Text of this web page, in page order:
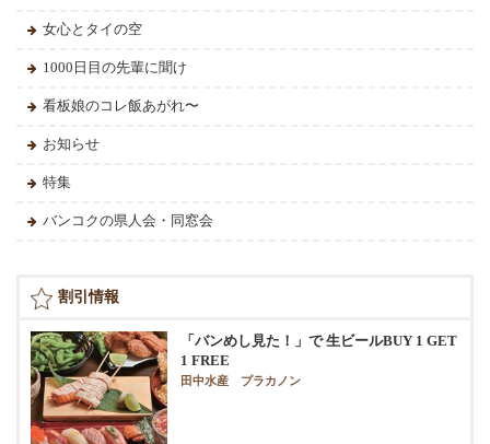
女心とタイの空
1000日目の先輩に聞け
看板娘のコレ飯あがれ〜
お知らせ
特集
バンコクの県人会・同窓会
割引情報
「バンめし見た！」で 生ビールBUY 1 GET
1 FREE
田中水産 プラカノン